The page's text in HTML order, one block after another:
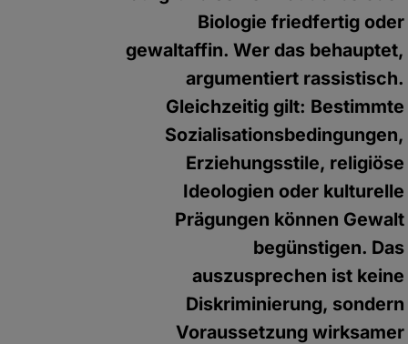
Biologie friedfertig oder
gewaltaffin. Wer das behauptet,
argumentiert rassistisch.
Gleichzeitig gilt: Bestimmte
Sozialisationsbedingungen,
Erziehungsstile, religiöse
Ideologien oder kulturelle
Prägungen können Gewalt
begünstigen. Das
auszusprechen ist keine
Diskriminierung, sondern
Voraussetzung wirksamer